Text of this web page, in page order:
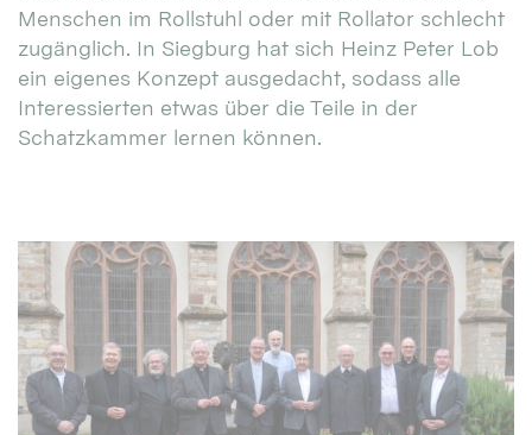
Menschen im Rollstuhl oder mit Rollator schlecht
zugänglich. In Siegburg hat sich Heinz Peter Lob
ein eigenes Konzept ausgedacht, sodass alle
Interessierten etwas über die Teile in der
Schatzkammer lernen können.